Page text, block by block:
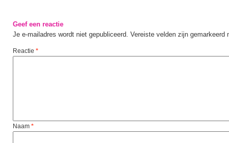
Geef een reactie
Je e-mailadres wordt niet gepubliceerd. Vereiste velden zijn gemarkeerd
Reactie *
Naam *